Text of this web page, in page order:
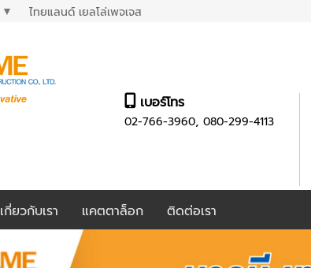
▼ ไทยแลนด์ เยลโล่เพจเจส
เบอร์โทร
02-766-3960, 080-299-4113
เกี่ยวกับเรา แคตตาล็อก ติดต่อเรา